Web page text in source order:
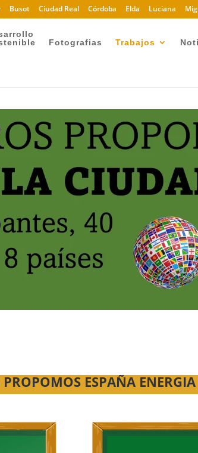
Busot Ciudad Real Córdoba Elda Luciana
Fotografias Trabajos
ESPAÑA